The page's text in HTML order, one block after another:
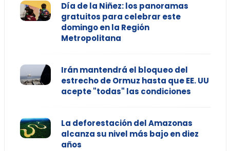
Día de la Niñez: los panoramas
gratuitos para celebrar este
domingo en la Región
Metropolitana
Irán mantendrá el bloqueo del
estrecho de Ormuz hasta que EE. UU
acepte "todas" las condiciones
La deforestación del Amazonas
alcanza su nivel más bajo en diez
años